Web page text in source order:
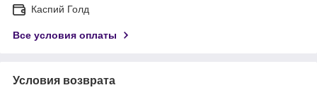
Каспий Голд
Все условия оплаты
Условия возврата